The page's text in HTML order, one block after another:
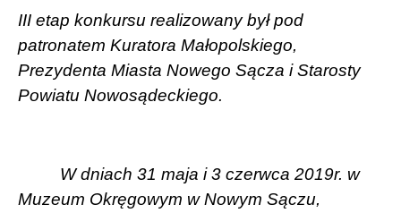
III etap konkursu realizowany był pod
patronatem Kuratora Małopolskiego,
Prezydenta Miasta Nowego Sącza i Starosty
Powiatu Nowosądeckiego.
W dniach 31 maja i 3 czerwca 2019r. w
Muzeum Okręgowym w Nowym Sączu,